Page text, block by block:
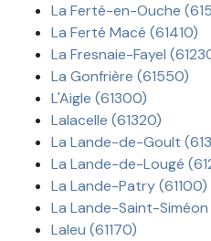
La Ferté-en-Ouche
La Ferté Macé (61410)
La Fresnaie-Fayel
La Gonfrière (61550)
L'Aigle (61300)
Lalacelle (61320)
La Lande-de-Goult
La Lande-de-Lougé
La Lande-Patry (61100)
La Lande-Saint-Siméon
Laleu (61170)